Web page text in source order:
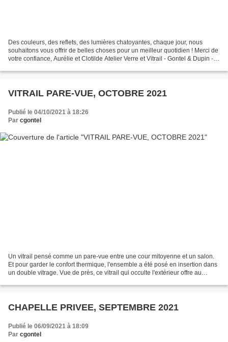
Des couleurs, des reflets, des lumières chatoyantes, chaque jour, nous
souhaitons vous offrir de belles choses pour un meilleur quotidien ! Merci de
votre confiance, Aurélie et Clotilde Atelier Verre et Vitrail - Gontel & Dupin -
VITRAIL PARE-VUE, OCTOBRE 2021
Publié le 04/10/2021 à 18:26
Par cgontel
Un vitrail pensé comme un pare-vue entre une cour mitoyenne et un salon.
Et pour garder le confort thermique, l'ensemble a été posé en insertion dans
un double vitrage. Vue de près, ce vitrail qui occulte l'extérieur offre au
CHAPELLE PRIVEE, SEPTEMBRE 2021
Publié le 06/09/2021 à 18:09
Par cgontel